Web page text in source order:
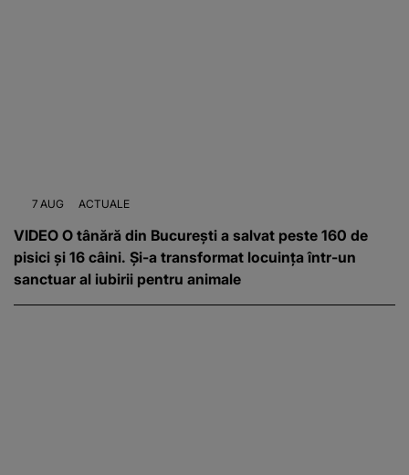
7 AUG ACTUALE
VIDEO O tânără din București a salvat peste 160 de
pisici și 16 câini. Și-a transformat locuința într-un
sanctuar al iubirii pentru animale